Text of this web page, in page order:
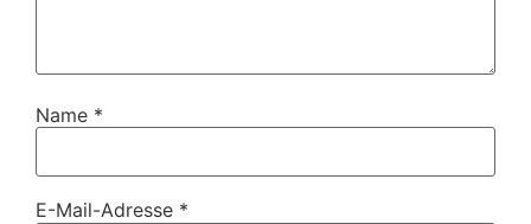
Name *
E-Mail-Adresse *